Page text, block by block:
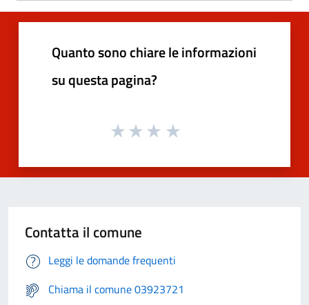
Quanto sono chiare le informazioni
su questa pagina?
Contatta il comune
Leggi le domande frequenti
Chiama il comune 03923721